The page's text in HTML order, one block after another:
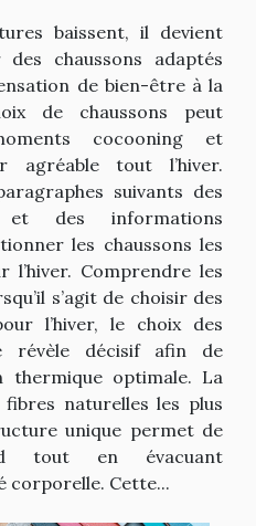
baissent, il devient
chaussons adaptés
de bien-être à la
de chaussons peut
cocooning et
agréable tout l’hiver.
suivants des
et des informations
les chaussons les
l’hiver. Comprendre les
s’agit de choisir des
l’hiver, le choix des
révèle décisif afin de
thermique optimale. La
naturelles les plus
unique permet de
tout en évacuant
corporelle. Cette...